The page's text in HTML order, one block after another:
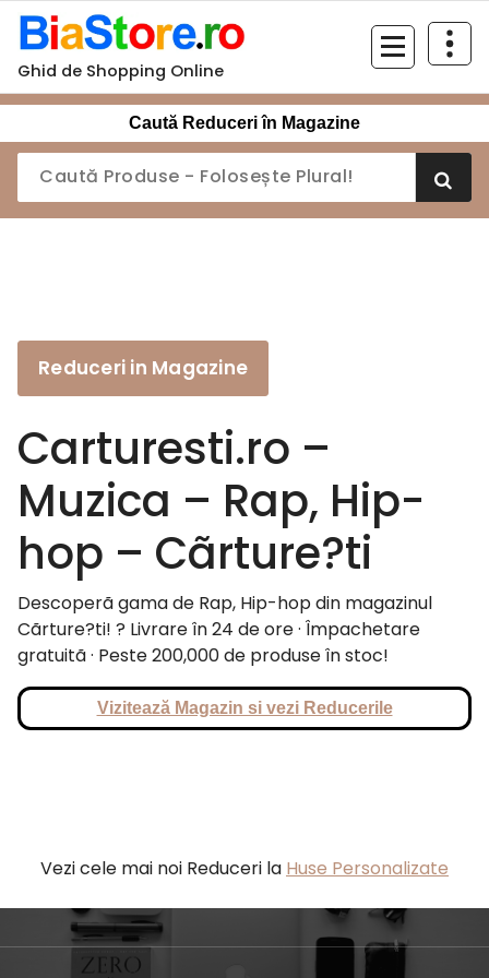
Sari
conținut
Ghid de Shopping Online
Caută Reduceri în Magazine
Reduceri in Magazine
Carturesti.ro –
Muzica – Rap, Hip-
hop – Cãrture?ti
Descoperã gama de Rap, Hip-hop din magazinul
Cãrture?ti! ? Livrare în 24 de ore · Împachetare
gratuitã · Peste 200,000 de produse în stoc!
Vizitează Magazin si vezi Reducerile
Vezi cele mai noi Reduceri la Huse Personalizate